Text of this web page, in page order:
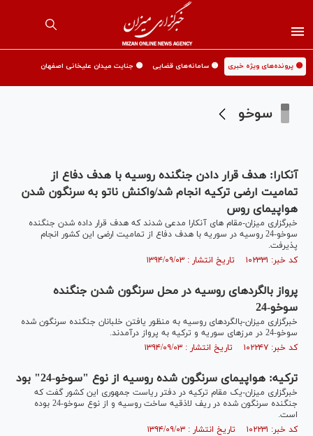
🟡 پرونده‌های ویژه خبری 🟡 سامانه‌های قضایی 🟡 جنایت میدان علیخانی اصفهان
سوخو
آنکارا: هدف قرار دادن جنگنده روسیه با هدف دفاع از
تمامیت ارضی ترکیه انجام شد/واکنش ناتو به سرنگون شدن
هواپیمای روس
خبرگزاری میزان-مقام های آنکارا مدعی شدند که هدف قرار داده شدن جنگنده
سوخو-24 روسیه در سوریه با هدف دفاع از تمامیت ارضی این کشور انجام
پذیرفت.
کد خبر: ۱۰۲۳۳۱ تاریخ انتشار : ۱۳۹۴/۰۹/۰۳
پرواز بالگردهای روسیه در محل سرنگون شدن جنگنده
سوخو-24
خبرگزاری میزان-بالگردهای روسیه به منظور یافتن خلبانان جنگنده سرنگون شده
سوخو-24 در مرزهای سوریه و ترکیه به پرواز درآمدند.
کد خبر: ۱۰۲۲۴۷ تاریخ انتشار : ۱۳۹۴/۰۹/۰۳
ترکیه: هواپیمای سرنگون شده روسیه از نوع "سوخو-24" بود
خبرگزاری میزان-یک مقام ترکیه در دفتر ریاست جمهوری این کشور گفت که
جنگنده سرنگون شده در ریف لاذقیه ساخت روسیه و از نوع سوخو-24 بوده
است.
کد خبر: ۱۰۲۲۳۱ تاریخ انتشار : ۱۳۹۴/۰۹/۰۳